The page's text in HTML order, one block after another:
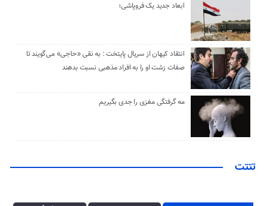
ابعاد جدید یک فروپاشی؛
انتقاد کیهان از سریال پایتخت : به نقی «حاجی» می‌گویند تا
صفات زشت او را به افراد مذهبی نسبت بدهند
مه گرفتگی مغزی را جدی بگیریم
تتتت